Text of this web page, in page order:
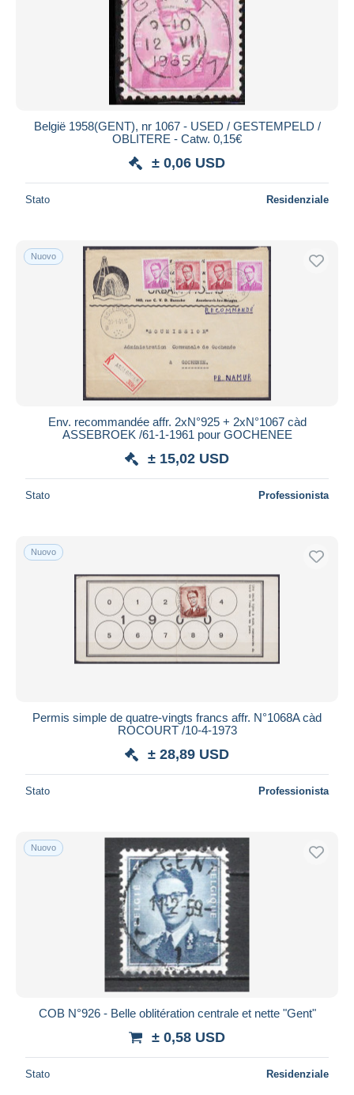
België 1958(GENT), nr 1067 - USED / GESTEMPELD /
OBLITERE - Catw. 0,15€
± 0,06 USD
Stato Residenziale
Nuovo
Env. recommandée affr. 2xN°925 + 2xN°1067 càd
ASSEBROEK /61-1-1961 pour GOCHENEE
± 15,02 USD
Stato Professionista
Nuovo
Permis simple de quatre-vingts francs affr. N°1068A càd
ROCOURT /10-4-1973
± 28,89 USD
Stato Professionista
Nuovo
COB N°926 - Belle oblitération centrale et nette "Gent"
± 0,58 USD
Stato Residenziale